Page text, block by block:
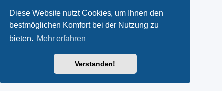
Diese Website nutzt Cookies, um Ihnen den
bestmöglichen Komfort bei der Nutzung zu
bieten. Mehr erfahren
Verstanden!